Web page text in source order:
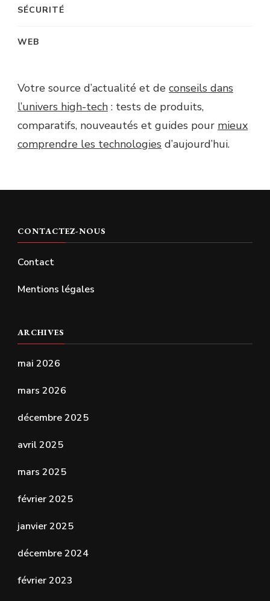
SÉCURITÉ
WEB
Votre source d’actualité et de conseils dans
l’univers high-tech : tests de produits,
comparatifs, nouveautés et guides pour mieux
comprendre les technologies d’aujourd’hui.
CONTACTEZ-NOUS
Contact
Mentions légales
ARCHIVES
mai 2026
mars 2026
décembre 2025
avril 2025
mars 2025
février 2025
janvier 2025
décembre 2024
février 2023